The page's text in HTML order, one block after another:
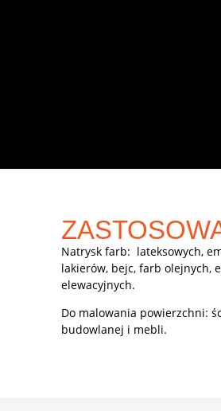
Natrysk farb: lateksowych,
lakierów, bejc, farb olejnych,
elewacyjnych.
Do malowania powierzchni:
budowlanej i mebli.